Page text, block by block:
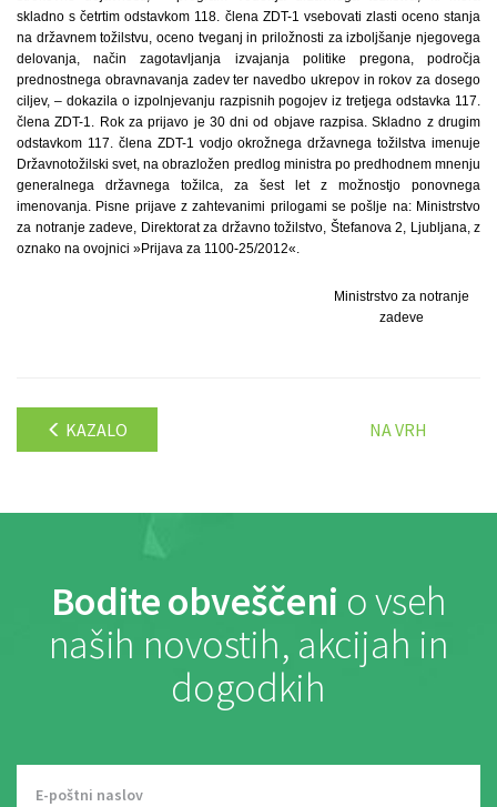
skladno s četrtim odstavkom 118. člena ZDT-1 vsebovati zlasti oceno stanja
na državnem tožilstvu, oceno tveganj in priložnosti za izboljšanje njegovega
delovanja, način zagotavljanja izvajanja politike pregona, področja
prednostnega obravnavanja zadev ter navedbo ukrepov in rokov za dosego
ciljev, – dokazila o izpolnjevanju razpisnih pogojev iz tretjega odstavka 117.
člena ZDT-1. Rok za prijavo je 30 dni od objave razpisa. Skladno z drugim
odstavkom 117. člena ZDT-1 vodjo okrožnega državnega tožilstva imenuje
Državnotožilski svet, na obrazložen predlog ministra po predhodnem mnenju
generalnega državnega tožilca, za šest let z možnostjo ponovnega
imenovanja. Pisne prijave z zahtevanimi prilogami se pošlje na: Ministrstvo
za notranje zadeve, Direktorat za državno tožilstvo, Štefanova 2, Ljubljana, z
oznako na ovojnici »Prijava za 1100-25/2012«.
Ministrstvo za notranje
zadeve
KAZALO NA VRH
Bodite obveščeni o vseh
naših novostih, akcijah in
dogodkih